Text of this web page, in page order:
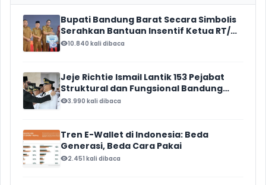
Bupati Bandung Barat Secara Simbolis
Serahkan Bantuan Insentif Ketua RT/
RW, Total Anggaran Mencapai Rp16
10.840 kali dibaca
Jeje Richtie Ismail Lantik 153 Pejabat
Struktural dan Fungsional Bandung
Barat
3.990 kali dibaca
Tren E-Wallet di Indonesia: Beda
Generasi, Beda Cara Pakai
2.451 kali dibaca